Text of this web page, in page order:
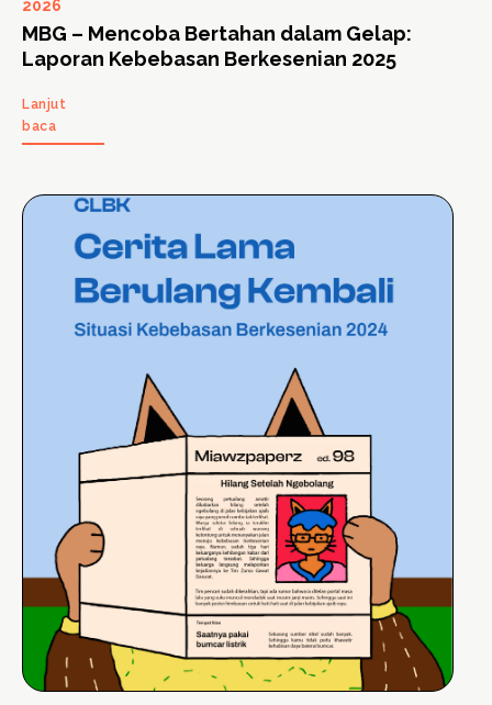
2026
MBG – Mencoba Bertahan dalam Gelap:
Laporan Kebebasan Berkesenian 2025
Lanjut
baca